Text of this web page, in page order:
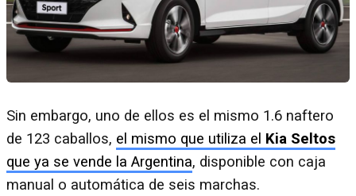
Sin embargo, uno de ellos es el mismo 1.6 naftero
de 123 caballos, el mismo que utiliza el Kia Seltos
que ya se vende la Argentina, disponible con caja
manual o automática de seis marchas.